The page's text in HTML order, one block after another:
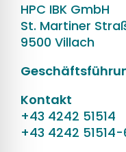
HPC IBK GmbH
St. Martiner
9500 Villach
Kontakt
+43 4242 51514
+43 4242